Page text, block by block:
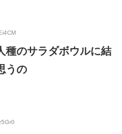
種のサラダボウルに結
うの